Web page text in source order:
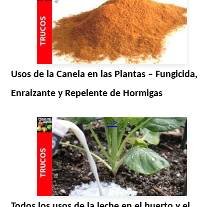
Usos de la Canela en las Plantas – Fungicida,
Enraizante y Repelente de Hormigas
-->